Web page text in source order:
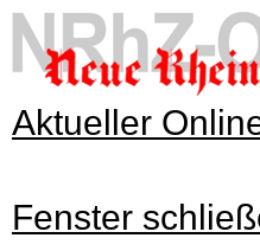
Aktueller
Fenster